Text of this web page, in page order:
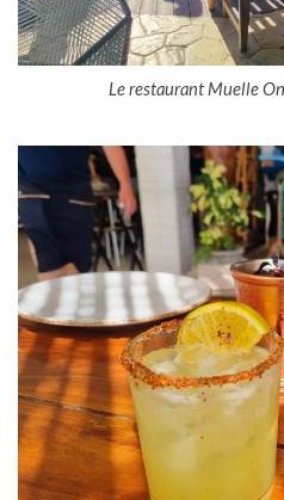
Le restaurant Muelle